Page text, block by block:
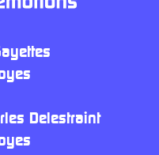
Delestraint